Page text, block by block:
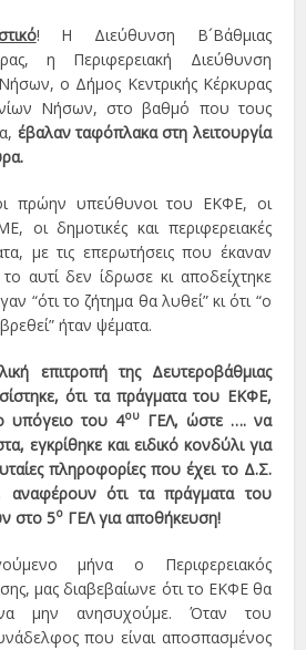
! Η Διεύθυνση Β´Βάθμιας
η Περιφερειακή Διεύθυνση
ο Δήμος Κεντρικής Κέρκυρας
Νήσων, στο βαθμό που τους
έβαλαν ταφόπλακα στη λειτουργία
πρώην υπεύθυνοι του ΕΚΦΕ, οι
οι δημοτικές και περιφερειακές
με τις επερωτήσεις που έκαναν
αυτί δεν ίδρωσε κι αποδείχτηκε
“ότι το ζήτημα θα λυθεί” κι ότι “ο
ήταν ψέματα.
επιτροπή της Δευτεροβάθμιας
ότι τα πράγματα του ΕΚΦΕ,
υπόγειο του 4ουΓΕΛ, ώστε …. να
εγκρίθηκε και ειδικό κονδύλι για
πληροφορίες που έχει το Δ.Σ.
αναφέρουν ότι τα πράγματα του
στο 5ο ΓΕΛ για αποθήκευση!
μήνα ο Περιφερειακός
μας διαβεβαίωνε ότι το ΕΚΦΕ θα
να μην ανησυχούμε. Όταν του
που είναι αποσπασμένος